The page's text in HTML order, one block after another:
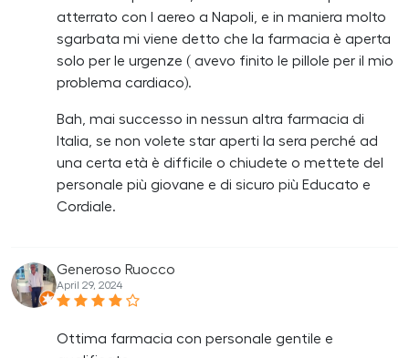
atterrato con l aereo a Napoli, e in maniera molto
sgarbata mi viene detto che la farmacia è aperta
solo per le urgenze ( avevo finito le pillole per il mio
problema cardiaco).
Bah, mai successo in nessun altra farmacia di
Italia, se non volete star aperti la sera perché ad
una certa età è difficile o chiudete o mettete del
personale più giovane e di sicuro più Educato e
Cordiale.
Generoso Ruocco
April 29, 2024
Ottima farmacia con personale gentile e